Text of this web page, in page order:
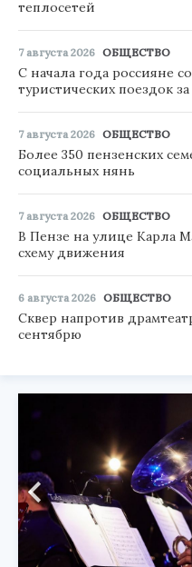
теплосетей
7 августа 2026 ОБЩЕСТВО
С начала года россияне
туристических поездок
7 августа 2026 ОБЩЕСТВО
Более 350 пензенских
социальных нянь
7 августа 2026 ОБЩЕСТВО
В Пензе на улице Карла
схему движения
6 августа 2026 ОБЩЕСТВО
Сквер напротив
сентябрю